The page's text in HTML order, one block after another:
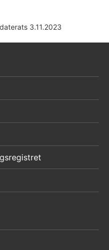
3.11.2023